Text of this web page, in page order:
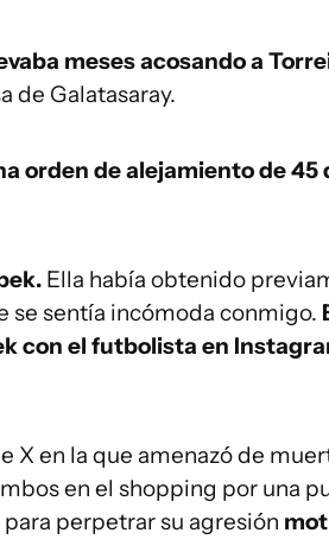
meses acosando a
de Galatasaray.
orden de alejamiento de 45
Ella había obtenido
sentía incómoda conmigo.
con el futbolista en
X en la que amenazó de
en el shopping por una
perpetrar su agresión